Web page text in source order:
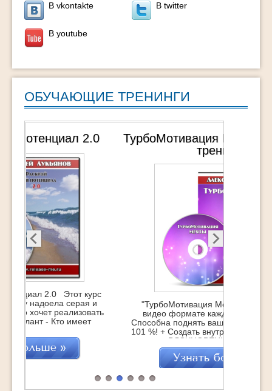
В vkontakte В twitter
В youtube
ОБУЧАЮЩИЕ ТРЕНИНГИ
ТурбоМотивация Мечты — Видео
"ТурбоМотивация Мечты" 25 практик в
видео формате каждая из которых - +
Способна поднять вашу УВЕРЕННОСТЬ на
101 %! + Создать внутри вас неиссякаемый
источник ВДОХНОВЕНИЯ !! + Зажечь супер-
мотивацию на достижение Мечты !!!
"ТурбоМотивация Мечты" это : 25
практических техник, которые помогут
навсегда обрести Вдохновение Обретение